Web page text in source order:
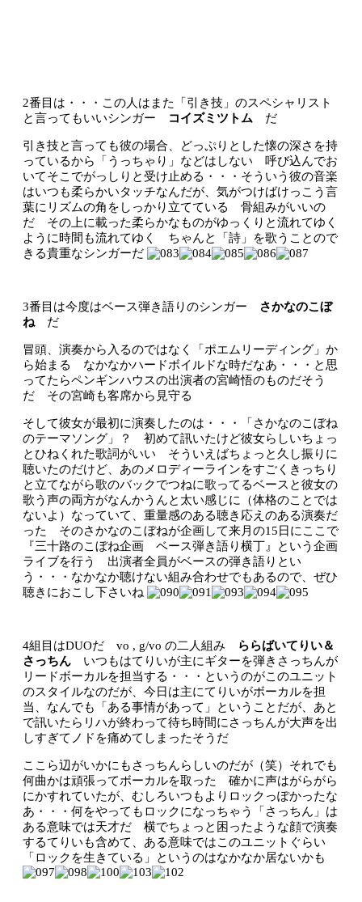
2番目は・・・この人はまた「引き技」のスペシャリスト
と言ってもいいシンガー
コイズミツトム だ
引き技と言っても彼の場合、どっぷりとした懐の深さを持
っているから「うっちゃり」などはしない 呼び込んでお
いてそこでがっしりと受け止める・・・そういう彼の音楽
はいつも柔らかいタッチなんだが、気がつけばけっこう言
葉にリズムの角をしっかり立てている 骨組みがいいの
だ その上に載った柔らかなものがゆっくりと流れてゆく
ように時間も流れてゆく ちゃんと「詩」を歌うことので
きる貴重なシンガーだ
3番目は今度はベース弾き語りのシンガー
さかなのこぼ
ね だ
冒頭、演奏から入るのではなく「ポエムリーディング」か
ら始まる なかなかハードボイルドな時だなあ・・・と思
ってたらペンギンハウスの出演者の宮崎悟のものだそう
だ その宮崎も客席から見守る
そして彼女が最初に演奏したのは・・・「さかなのこぼね
のテーマソング」？ 初めて訊いたけど彼女らしいちょっ
とひねくれた歌詞がいい そういえばちょっと久し振りに
聴いたのだけど、あのメロディーラインをすごくきっちり
と立てながら歌のバックでつねに歌ってるベースと彼女の
歌う声の両方がなんかうんと太い感じに（体格のことでは
ないよ）なっていて、重量感のある聴き応えのある演奏だ
った そのさかなのこぼねが企画して来月の15日にここで
『三十路のこぼね企画 ベース弾き語り横丁』という企画
ライブを行う 出演者全員がベースの弾き語りとい
う・・・なかなか聴けない組み合わせでもあるので、ぜひ
聴きにおこし下さいね
4組目はDUOだ vo , g/vo の二人組み
ららばいてりい＆
さっちん いつもはてりいが主にギターを弾きさっちんが
リードボーカルを担当する・・・というのがこのユニット
のスタイルなのだが、今日は主にてりいがボーカルを担
当、なんでも「ある事情があって」ということだが、あと
で訊いたらリハが終わって待ち時間にさっちんが大声を出
しすぎてノドを痛めてしまったそうだ
ここら辺がいかにもさっちんらしいのだが（笑）それでも
何曲かは頑張ってボーカルを取った 確かに声はがらがら
にかすれていたが、むしろいつもよりロックっぽかったな
あ・・・何をやってもロックになっちゃう「さっちん」は
ある意味では天才だ 横でちょっと困ったような顔で演奏
するてりいも含めて、ある意味ではこのユニットぐらい
「ロックを生きている」というのはなかなか居ないかも